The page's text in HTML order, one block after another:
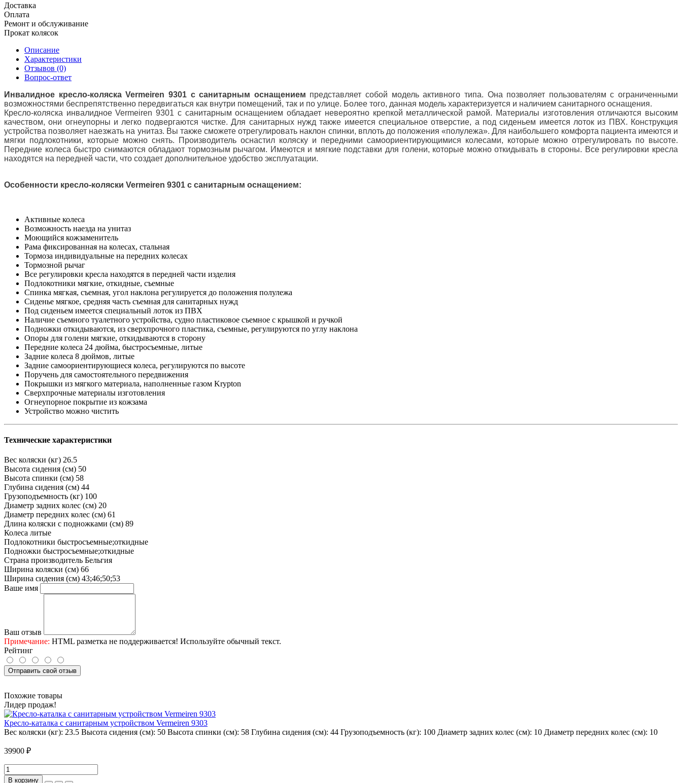
Доставка
Оплата
Ремонт и обслуживание
Прокат колясок
Описание
Характеристики
Отзывов (0)
Вопрос-ответ
Инвалидное кресло-коляска Vermeiren 9301 с санитарным оснащением представляет собой модель активного типа. Она позволяет пользователям с ограниченными
возможностями беспрепятственно передвигаться как внутри помещений, так и по улице. Более того, данная модель характеризуется и наличием санитарного оснащения.
Кресло-коляска инвалидное Vermeiren 9301 с санитарным оснащением обладает невероятно крепкой металлической рамой. Материалы изготовления отличаются высоким
качеством, они огнеупорны и легко подвергаются чистке. Для санитарных нужд также имеется специальное отверстие, а под сиденьем имеется лоток из ПВХ. Конструкция
устройства позволяет наезжать на унитаз. Вы также сможете отрегулировать наклон спинки, вплоть до положения «полулежа». Для наибольшего комфорта пациента имеются и
мягки подлокотники, которые можно снять. Производитель оснастил коляску и передними самоориентирующимися колесами, которые можно отрегулировать по высоте.
Передние колеса быстро снимаются обладают тормозным рычагом. Имеются и мягкие подставки для голени, которые можно откидывать в стороны. Все регулировки кресла
находятся на передней части, что создает дополнительное удобство эксплуатации.
Особенности кресло-коляски Vermeiren 9301 с санитарным оснащением:
Активные колеса
Возможность наезда на унитаз
Моющийся кожзаменитель
Рама фиксированная на колесах, стальная
Тормоза индивидуальные на передних колесах
Тормозной рычаг
Все регулировки кресла находятся в передней части изделия
Подлокотники мягкие, откидные, съемные
Спинка мягкая, съемная, угол наклона регулируется до положения полулежа
Сиденье мягкое, средняя часть съемная для санитарных нужд
Под сиденьем имеется специальный лоток из ПВХ
Наличие съемного туалетного устройства, судно пластиковое съемное с крышкой и ручкой
Подножки откидываются, из сверхпрочного пластика, съемные, регулируются по углу наклона
Опоры для голени мягкие, откидываются в сторону
Передние колеса 24 дюйма, быстросъемные, литые
Задние колеса 8 дюймов, литые
Задние самоориентирующиеся колеса, регулируются по высоте
Поручень для самостоятельного передвижения
Покрышки из мягкого материала, наполненные газом Krypton
Сверхпрочные материалы изготовления
Огнеупорное покрытие из кожзама
Устройство можно чистить
Технические характеристики
Вес коляски (кг) 26.5
Высота сидения (см) 50
Высота спинки (см) 58
Глубина сидения (см) 44
Грузоподъемность (кг) 100
Диаметр задних колес (см) 20
Диаметр передних колес (см) 61
Длина коляски с подножками (см) 89
Колеса литые
Подлокотники быстросъемные;откидные
Подножки быстросъемные;откидные
Страна производитель Бельгия
Ширина коляски (см) 66
Ширина сидения (см) 43;46;50;53
Ваше имя
Ваш отзыв
Примечание: HTML разметка не поддерживается! Используйте обычный текст.
Рейтинг
Отправить свой отзыв
Похожие товары
Лидер продаж!
Кресло-каталка с санитарным устройством Vermeiren 9303
Вес коляски (кг): 23.5 Высота сидения (см): 50 Высота спинки (см): 58 Глубина сидения (см): 44 Грузоподъемность (кг): 100 Диаметр задних колес (см): 10 Диаметр передних колес (см): 10
39900 ₽
В корзину